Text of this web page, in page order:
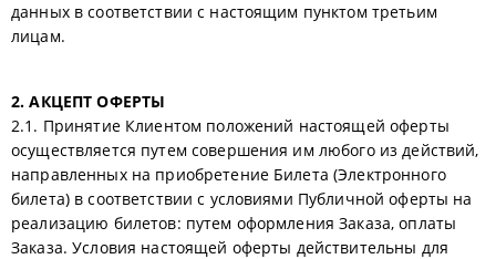
данных в соответствии с настоящим пунктом третьим
лицам.
2. АКЦЕПТ ОФЕРТЫ
2.1. Принятие Клиентом положений настоящей оферты
осуществляется путем совершения им любого из действий,
направленных на приобретение Билета (Электронного
билета) в соответствии с условиями Публичной оферты на
реализацию билетов: путем оформления Заказа, оплаты
Заказа. Условия настоящей оферты действительны для